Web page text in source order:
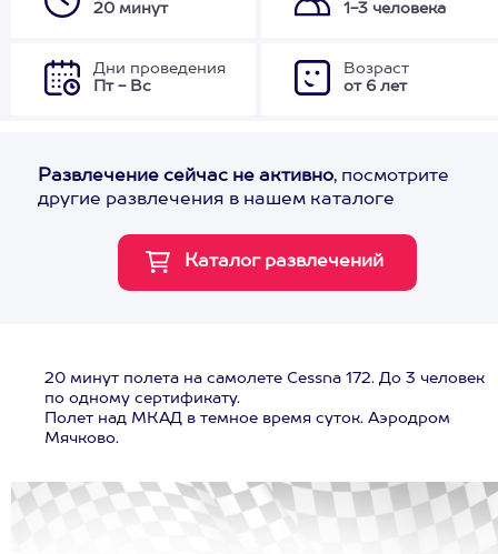
20 минут
1-3 человека
Дни проведения
Пт - Вс
Возраст
от 6 лет
Развлечение сейчас не активно, посмотрите
другие развлечения в нашем каталоге
20 минут полета на самолете Cessna 172. До 3 человек
по одному сертификату.
Полет над МКАД в темное время суток. Аэродром
Мячково.